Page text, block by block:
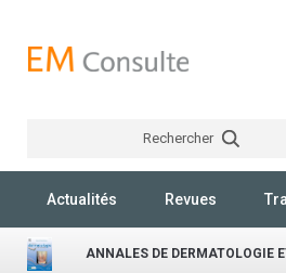
Rechercher
Actualités Revues
ANNALES DE DERMATOLOGIE